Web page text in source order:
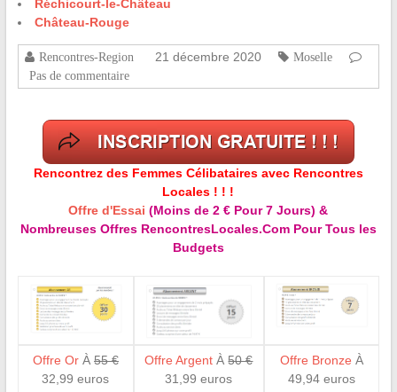
Réchicourt-le-Château
Château-Rouge
Rencontres-Region 21 décembre 2020
Moselle
Pas de commentaire
Rencontrez des Femmes Célibataires avec Rencontres
Locales ! ! !
Offre d'Essai (Moins de 2 € Pour 7 Jours) &
Nombreuses Offres RencontresLocales.Com Pour Tous les
Budgets
Offre OrÀ 55 €
32,99 euros
Offre Argent À50 €
31,99 euros
Offre Bronze À
49,94 euros